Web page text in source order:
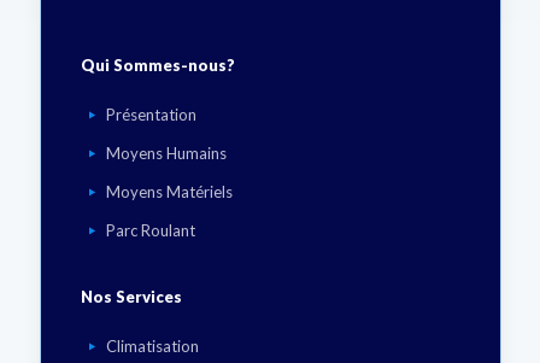
Qui Sommes-nous?
Présentation
Moyens Humains
Moyens Matériels
Parc Roulant
Nos Services
Climatisation